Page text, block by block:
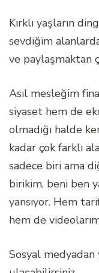
Kırklı yaşların
sevdiğim
ve paylaşmaktan
Asıl mesleğim
siyaset hem de
olmadığı halde
kadar çok farklı
sadece biri ama
birikim, beni ben
yansıyor. Hem
hem de
Sosyal